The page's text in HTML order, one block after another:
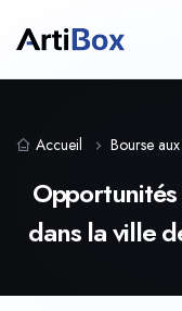
Accueil Bourse
dans la ville